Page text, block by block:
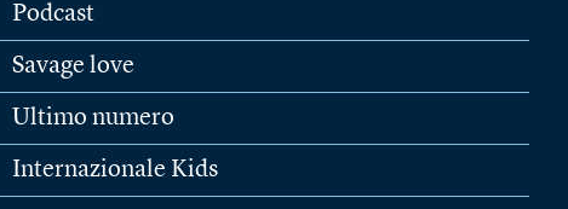
Podcast
Savage love
Ultimo numero
Internazionale Kids